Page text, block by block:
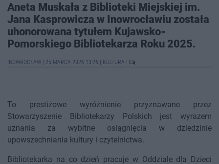
Aneta Muskała z Biblioteki Miejskiej im.
Jana Kasprowicza w Inowrocławiu została
uhonorowana tytułem Kujawsko-
Pomorskiego Bibliotekarza Roku 2025.
INOWROCŁAW 25 MARCA 2026 13:26 KULTURA
To prestiżowe wyróżnienie przyznawane przez
Stowarzyszenie Bibliotekarzy Polskich jest wyrazem
uznania za wybitne osiągnięcia w dziedzinie
upowszechniania kultury i czytelnictwa.
Bibliotekarka na co dzień pracuje w Oddziale dla Dzieci